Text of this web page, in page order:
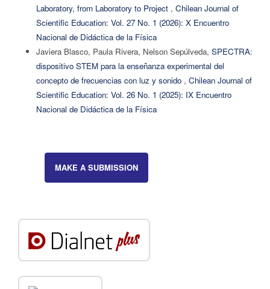
Laboratory, from Laboratory to Project , Chilean Journal of
Scientific Education: Vol. 27 No. 1 (2026): X Encuentro
Nacional de Didáctica de la Física
Javiera Blasco, Paula Rivera, Nelson Sepúlveda, SPECTRA:
dispositivo STEM para la enseñanza experimental del
concepto de frecuencias con luz y sonido , Chilean Journal of
Scientific Education: Vol. 26 No. 1 (2025): IX Encuentro
Nacional de Didáctica de la Física
MAKE A SUBMISSION